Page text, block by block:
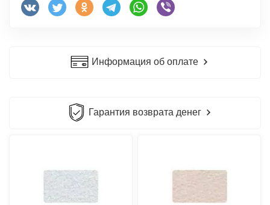
Информация об оплате
Гарантия возврата денег